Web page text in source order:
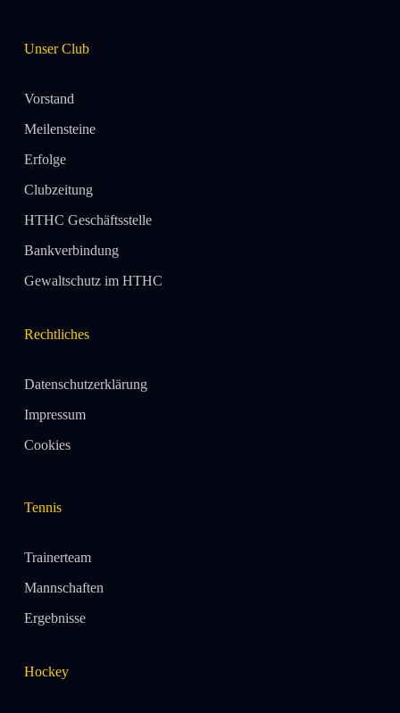
Unser Club
Vorstand
Meilensteine
Erfolge
Clubzeitung
HTHC Geschäftsstelle
Bankverbindung
Gewaltschutz im HTHC
Rechtliches
Datenschutzerklärung
Impressum
Cookies
Tennis
Trainerteam
Mannschaften
Ergebnisse
Hockey